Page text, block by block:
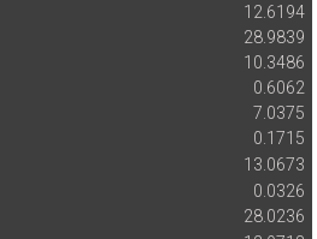
12.6194
28.9839
10.3486
0.6062
7.0375
0.1715
13.0673
0.0326
28.0236